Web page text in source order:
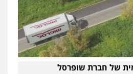
של חברת שופרסל